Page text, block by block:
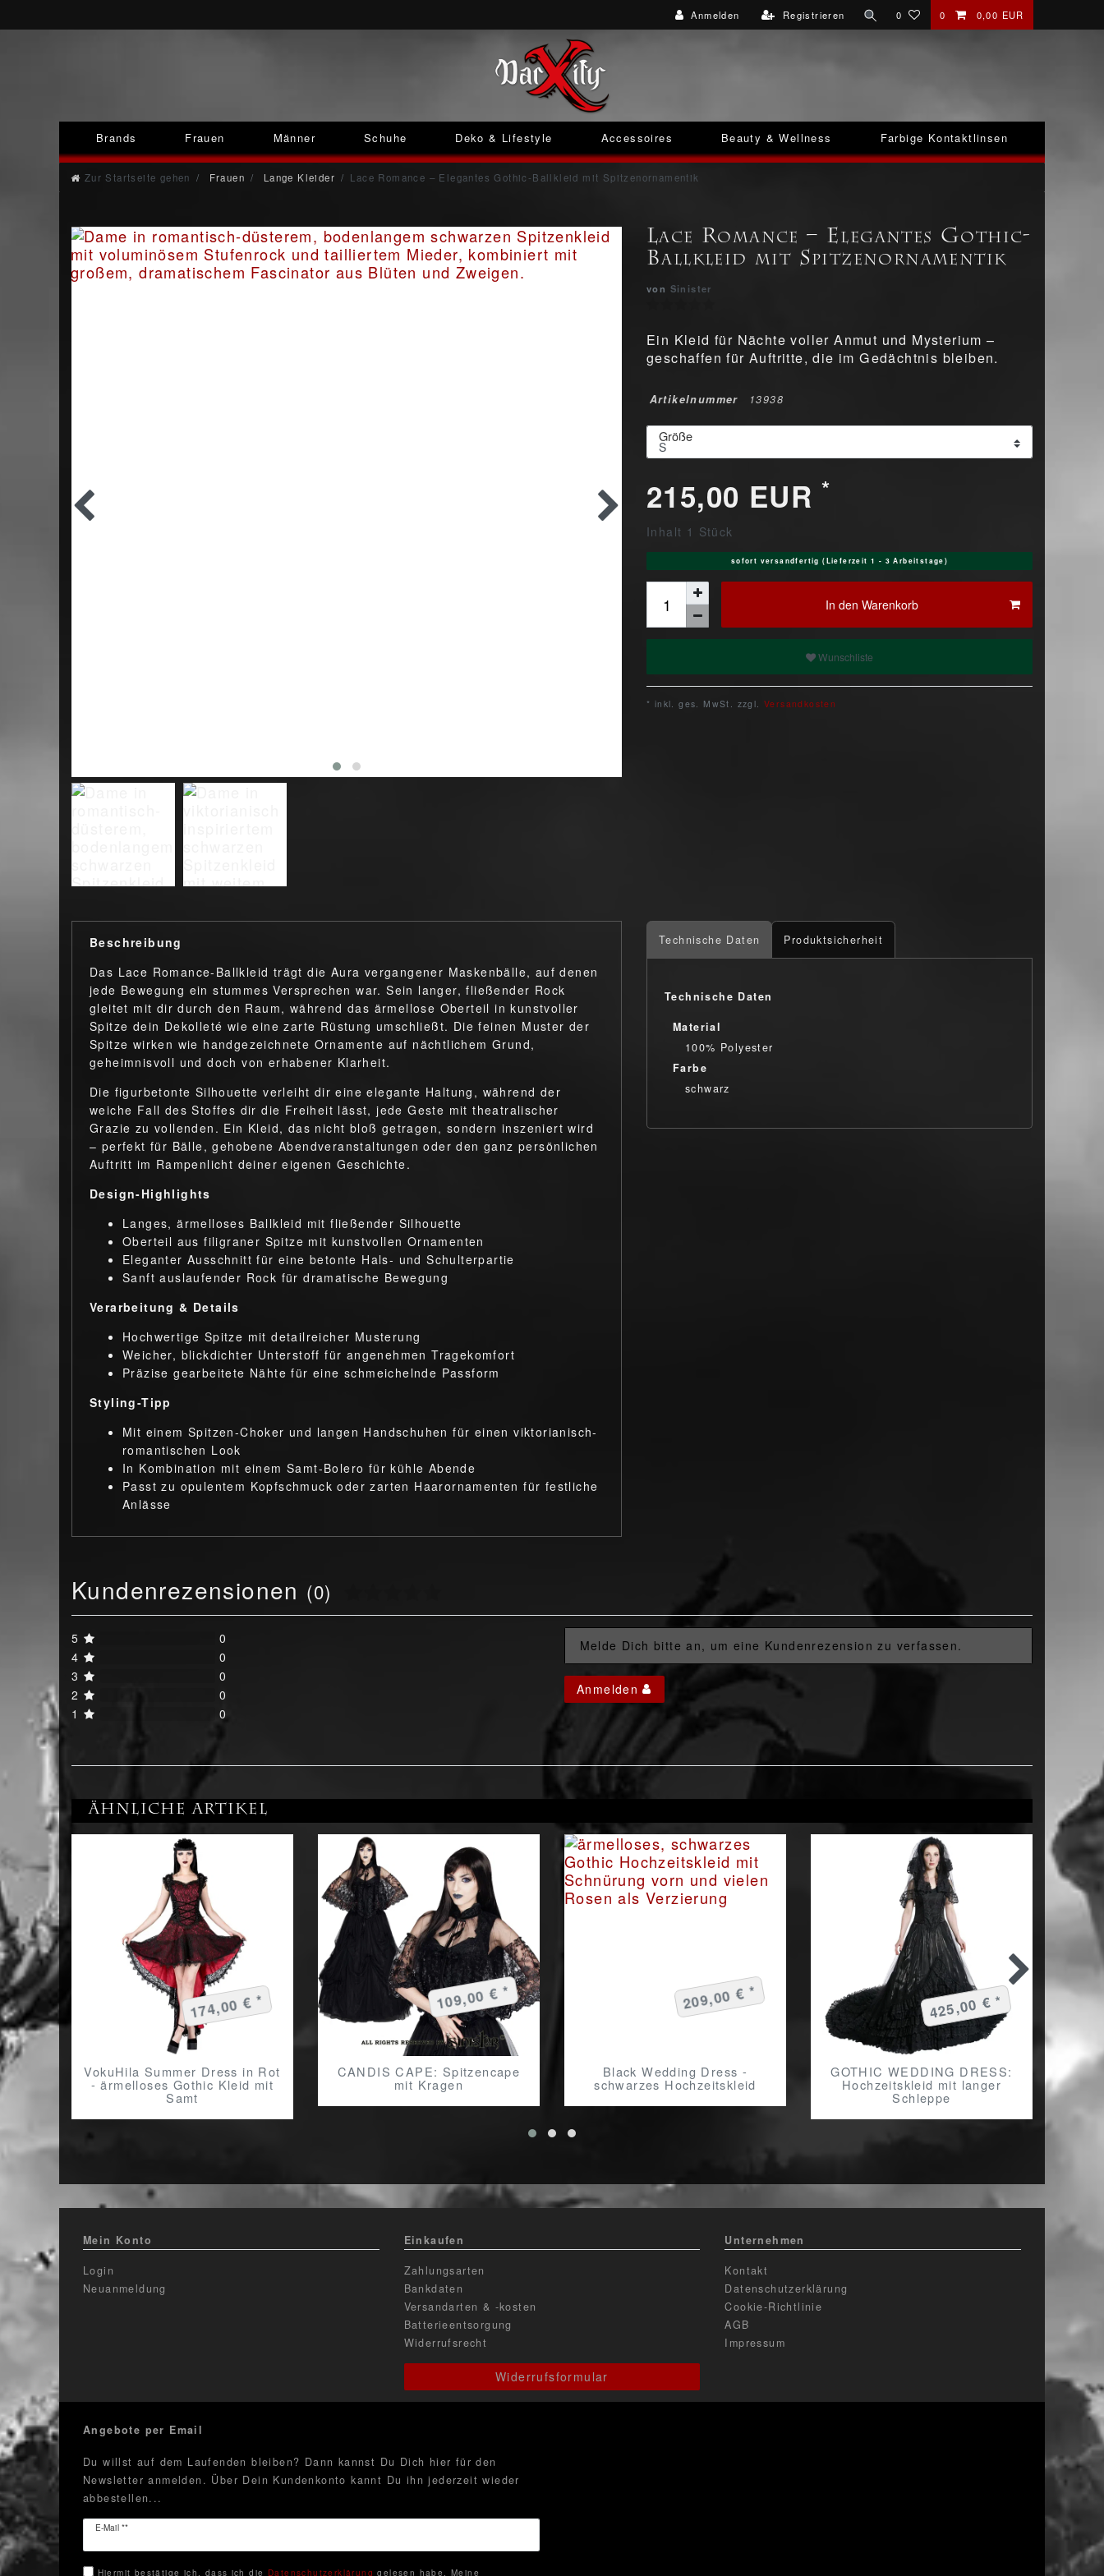
Anmelden Registrieren 0 0 0,00 EUR
Brands Frauen Männer Schuhe Deko & Lifestyle Accessoires Beauty & Wellness Farbige Kontaktlinsen
Zur Startseite gehen Frauen Lange Kleider Lace Romance – Elegantes Gothic-Ballkleid mit Spitzenornamentik
Lace Romance – Elegantes Gothic-
Ballkleid mit Spitzenornamentik
von Sinister
Ein Kleid für Nächte voller Anmut und Mysterium –
geschaffen für Auftritte, die im Gedächtnis bleiben.
Artikelnummer 13938
Größe
215,00 EUR*
Inhalt 1 Stück
sofort versandfertig (Lieferzeit 1 - 3 Arbeitstage)
In den Warenkorb
Wunschliste
* inkl. ges. MwSt. zzgl. Versandkosten
Beschreibung
Das Lace Romance-Ballkleid trägt die Aura vergangener Maskenbälle, auf denen
jede Bewegung ein stummes Versprechen war. Sein langer, fließender Rock
gleitet mit dir durch den Raum, während das ärmellose Oberteil in kunstvoller
Spitze dein Dekolleté wie eine zarte Rüstung umschließt. Die feinen Muster der
Spitze wirken wie handgezeichnete Ornamente auf nächtlichem Grund,
geheimnisvoll und doch von erhabener Klarheit.
Die figurbetonte Silhouette verleiht dir eine elegante Haltung, während der
weiche Fall des Stoffes dir die Freiheit lässt, jede Geste mit theatralischer
Grazie zu vollenden. Ein Kleid, das nicht bloß getragen, sondern inszeniert wird
– perfekt für Bälle, gehobene Abendveranstaltungen oder den ganz persönlichen
Auftritt im Rampenlicht deiner eigenen Geschichte.
Design-Highlights
Langes, ärmelloses Ballkleid mit fließender Silhouette
Oberteil aus filigraner Spitze mit kunstvollen Ornamenten
Eleganter Ausschnitt für eine betonte Hals- und Schulterpartie
Sanft auslaufender Rock für dramatische Bewegung
Verarbeitung & Details
Hochwertige Spitze mit detailreicher Musterung
Weicher, blickdichter Unterstoff für angenehmen Tragekomfort
Präzise gearbeitete Nähte für eine schmeichelnde Passform
Styling-Tipp
Mit einem Spitzen-Choker und langen Handschuhen für einen viktorianisch-
romantischen Look
In Kombination mit einem Samt-Bolero für kühle Abende
Passt zu opulentem Kopfschmuck oder zarten Haarornamenten für festliche
Anlässe
Technische Daten Produktsicherheit
Technische Daten
Material
100% Polyester
Farbe
schwarz
Kundenrezensionen (0)
5
0
4
0
3
0
2
0
1
0
Melde Dich bitte an, um eine Kundenrezension zu verfassen.
Anmelden
Ähnliche Artikel
VokuHila Summer Dress in Rot
- ärmelloses Gothic Kleid mit
Samt
174,00 € *
CANDIS CAPE: Spitzencape
mit Kragen
109,00 € *
Black Wedding Dress -
schwarzes Hochzeitskleid
209,00 € *
GOTHIC WEDDING DRESS:
Hochzeitskleid mit langer
Schleppe
425,00 € *
Mein Konto
Login
Neuanmeldung
Einkaufen
Zahlungsarten
Bankdaten
Versandarten & -kosten
Batterieentsorgung
Widerrufsrecht
Widerrufsformular
Unternehmen
Kontakt
Datenschutzerklärung
Cookie-Richtlinie
AGB
Impressum
Angebote per Email
Du willst auf dem Laufenden bleiben? Dann kannst Du Dich hier für den
Newsletter anmelden. Über Dein Kundenkonto kannt Du ihn jederzeit wieder
abbestellen...
E-Mail **
Newsletter
Hiermit bestätige ich, dass ich die Daten­schutz­erklärung gelesen habe. Meine